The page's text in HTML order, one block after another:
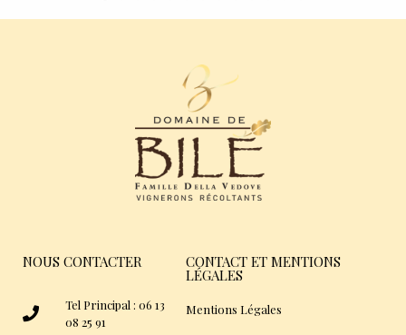
NOUS CONTACTER
Tel Principal : 06 13
08 25 91
CONTACT ET MENTIONS
LÉGALES
Mentions Légales